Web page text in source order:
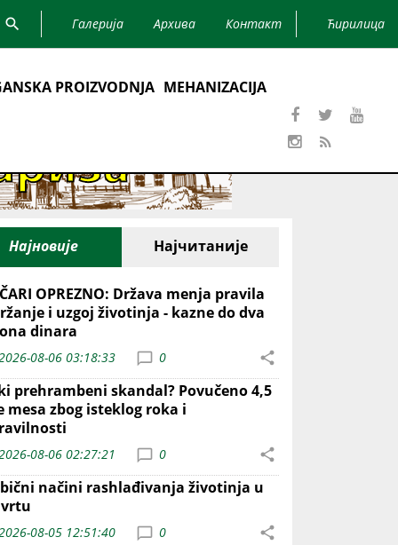
Галерија Архива Контакт Ћирилица
PROIZVODNJA MEHANIZACIJA
Најновије Најчитаније
OPREZNO: Država menja pravila
i uzgoj životinja - kazne do dva
dinara
08-06 03:18:33 0
prehrambeni skandal? Povučeno 4,5
mesa zbog isteklog roka i
08-06 02:27:21 0
načini rashlađivanja životinja u
vrtu
08-05 12:51:40 0